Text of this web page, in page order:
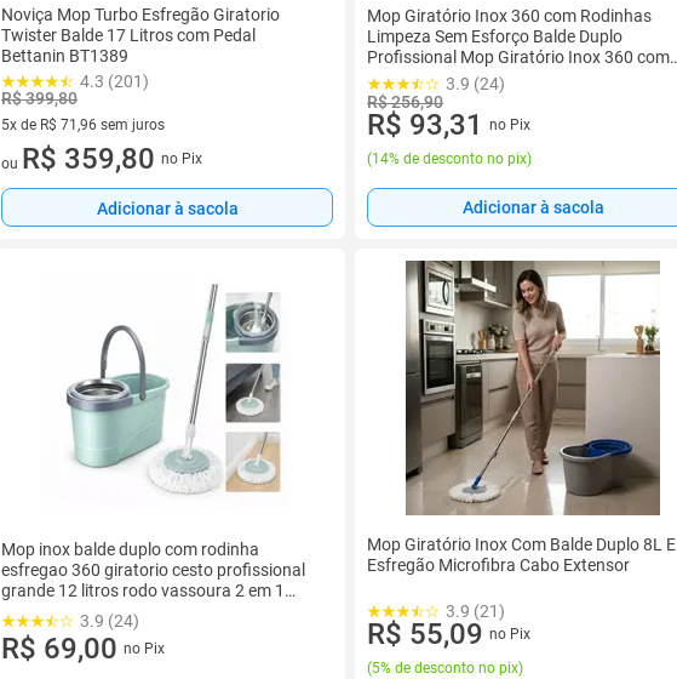
Noviça Mop Turbo Esfregão Giratorio
Twister Balde 17 Litros com Pedal
Bettanin BT1389
4.3 (201)
R$ 399,80
5x de R$ 71,96 sem juros
5 vez de R$ 71,96 sem juros
ou R$ 359,80 no Pix
Adicionar à sacola
Mop Giratório Inox 360 com Rodinhas
Limpeza Sem Esforço Balde Duplo
Profissional Mop Giratório Inox 360 com
Rodinhas Lim3.9 (24)
R$ 256,90
R$ 93,31
no Pix
(14% de desconto no pix)
Adicionar à sacola
Mop inox balde duplo com rodinha
esfregao 360 giratorio cesto profissional
grande 12 litros rodo vassoura 2 em 1
limpa s
3.9 (24)
R$ 69,00 no Pix
Mop Giratório Inox Com Balde Duplo 8L E
Esfregão Microfibra Cabo Extensor
3.9 (21)
R$ 55,09 no Pix
(5% de desconto no pix)